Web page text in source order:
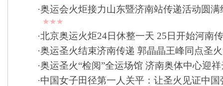
·奥运会火炬接力山东暨济南站传递活动圆满
★★★
·北京奥运火炬24日休整一天 25日开始河南
·奥运圣火结束济南传递 郭晶晶王峰同点圣
·奥运圣火“检阅”全运场馆 济南奥体中心迎祥
·中国女子田径第一人关平：让圣火见证中国